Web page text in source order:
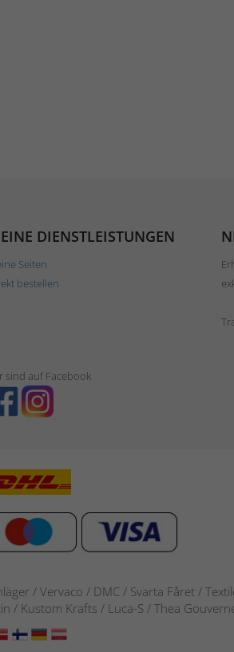
DIENSTLEISTUNGEN
Seiten
bestellen
sind auf Facebook
/ Vervaco / DMC / Svarta Fåret /
/ Kustom Krafts / Luca-S / Thea